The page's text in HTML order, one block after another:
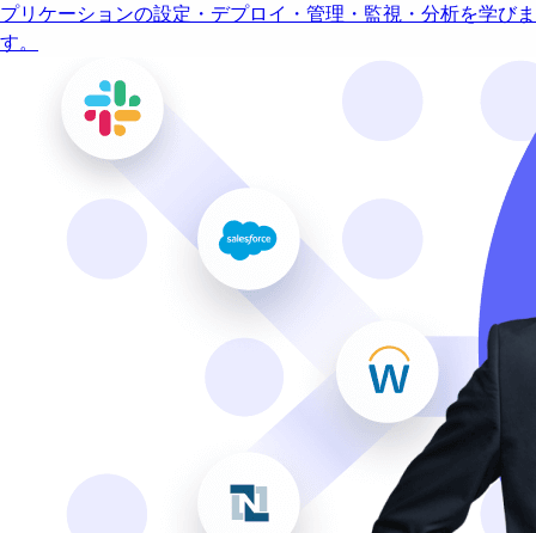
プリケーションの設定・デプロイ・管理・監視・分析を学びま
す。